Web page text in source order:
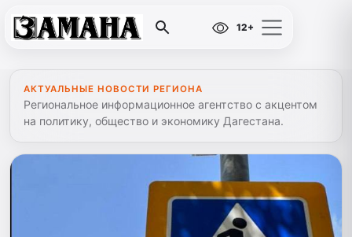
12+
АКТУАЛЬНЫЕ НОВОСТИ РЕГИОНА
Региональное информационное агентство с акцентом
на политику, общество и экономику Дагестана.